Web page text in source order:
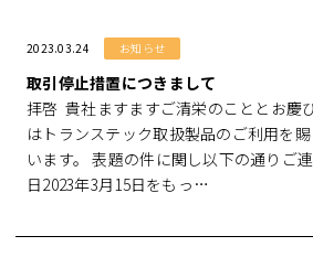
2023.03.24 お知らせ
取引停止措置につきまして
拝啓 貴社ますますご清栄のこととお慶
はトランステック取扱製品のご利用を
います。 表題の件に関し以下の通りご
日2023年3月15日をもっ…